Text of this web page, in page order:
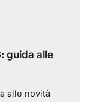
guida alle
alle novità